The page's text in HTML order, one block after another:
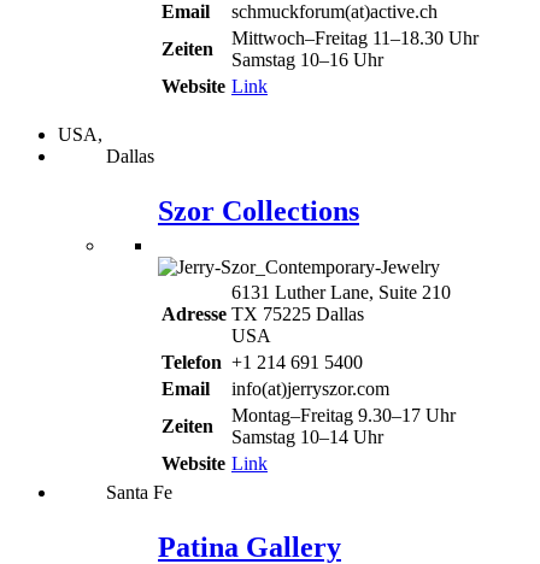
Email
schmuckforum(at)active.ch
Zeiten
Mittwoch–Freitag 11–18.30 Uhr
Samstag 10–16 Uhr
Website Link
USA,
Dallas
Szor Collections
Adresse
6131 Luther Lane, Suite 210
TX 75225 Dallas
USA
Telefon +1 214 691 5400
Email
info(at)jerryszor.com
Zeiten
Montag–Freitag 9.30–17 Uhr
Samstag 10–14 Uhr
Website Link
Santa Fe
Patina Gallery